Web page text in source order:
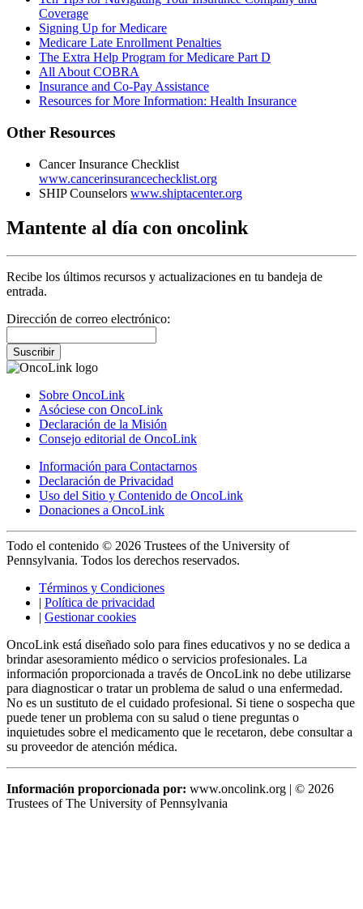
Coverage
Signing Up for Medicare
Medicare Late Enrollment Penalties
The Extra Help Program for Medicare Part D
All About COBRA
Insurance and Co-Pay Assistance
Resources for More Information: Health Insurance
Other Resources
Cancer Insurance Checklist
www.cancerinsurancechecklist.org
SHIP Counselors www.shiptacenter.org
Mantente al día con oncolink
Recibe los últimos recursos y actualizaciones en tu bandeja de
entrada.
Dirección de correo electrónico:
Suscribir
Sobre OncoLink
Asóciese con OncoLink
Declaración de la Misión
Consejo editorial de OncoLink
Información para Contactarnos
Declaración de Privacidad
Uso del Sitio y Contenido de OncoLink
Donaciones a OncoLink
Todo el contenido © 2026 Trustees of the University of
Pennsylvania. Todos los derechos reservados.
Términos y Condiciones
| Política de privacidad
| Gestionar cookies
OncoLink está diseñado solo para fines educativos y no se dedica a
brindar asesoramiento médico o servicios profesionales. La
información proporcionada a través de OncoLink no debe utilizarse
para diagnosticar o tratar un problema de salud o una enfermedad.
No es un sustituto de el cuidado profesional. Si tiene o sospecha que
puede tener un problema con su salud o tiene preguntas o
inquietudes sobre el medicamento que le recetaron, debe consultar a
su proveedor de atención médica.
Información proporcionada por: www.oncolink.org | © 2026
Trustees of The University of Pennsylvania